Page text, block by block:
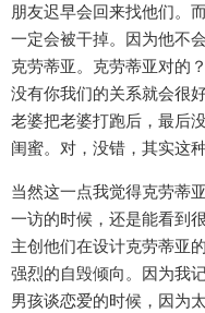
朋友迟早会回来找他们。
一定会被干掉。因为他不
克劳蒂亚。克劳蒂亚对的
没有你我们的关系就会很
老婆把老婆打跑后，最后
闺蜜。对，没错，其实这种
当然这一点我觉得克劳蒂
一访的时候，还是能看到
主创他们在设计克劳蒂亚
强烈的自毁倾向。因为我
男孩谈恋爱的时候，因为